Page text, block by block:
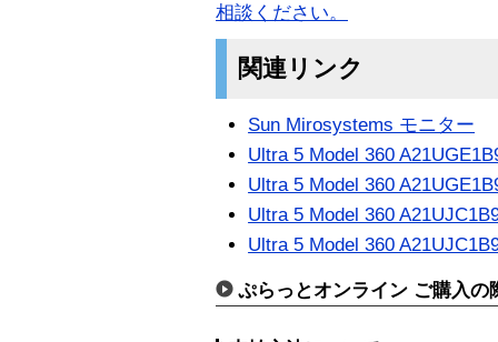
相談ください。
関連リンク
Sun Mirosystems モニター
Ultra 5 Model 360
Ultra 5 Model 360
Ultra 5 Model 360
Ultra 5 Model 360
ぷらっとオンライン ご購入の